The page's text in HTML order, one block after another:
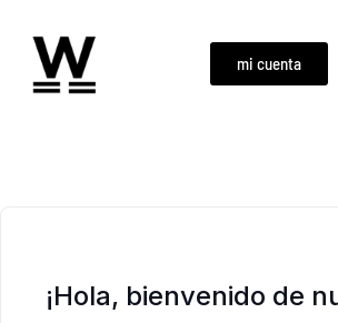
mi cuenta
¡Hola, bienvenido de